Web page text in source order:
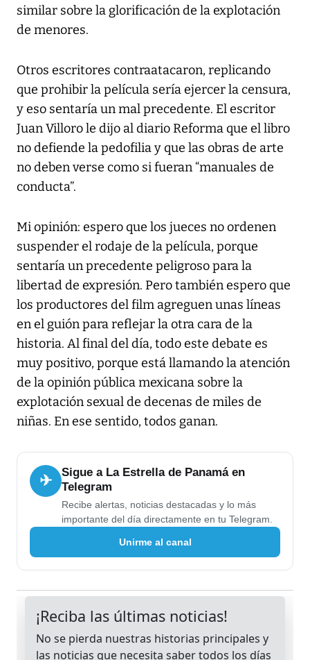
similar sobre la glorificación de la explotación
de menores.
Otros escritores contraatacaron, replicando
que prohibir la película sería ejercer la censura,
y eso sentaría un mal precedente. El escritor
Juan Villoro le dijo al diario Reforma que el libro
no defiende la pedofilia y que las obras de arte
no deben verse como si fueran “manuales de
conducta”.
Mi opinión: espero que los jueces no ordenen
suspender el rodaje de la película, porque
sentaría un precedente peligroso para la
libertad de expresión. Pero también espero que
los productores del film agreguen unas líneas
en el guión para reflejar la otra cara de la
historia. Al final del día, todo este debate es
muy positivo, porque está llamando la atención
de la opinión pública mexicana sobre la
explotación sexual de decenas de miles de
niñas. En ese sentido, todos ganan.
✈
Sigue a La Estrella de Panamá en
Telegram
Recibe alertas, noticias destacadas y lo más
importante del día directamente en tu Telegram.
Unirme al canal